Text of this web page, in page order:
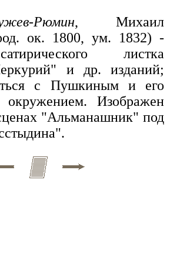
Рюмин, Михаил
ок. 1800, ум. 1832) -
листка
и др. изданий;
с Пушкиным и его
окружением. Изображен
"Альманашник" под